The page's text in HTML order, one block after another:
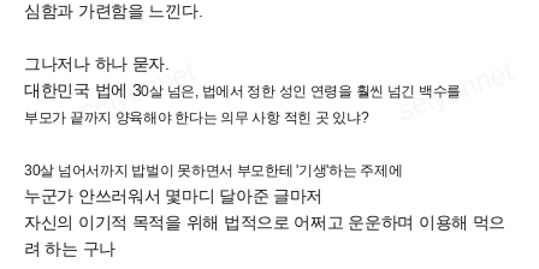
심함과 가련함을 느낀다.
그나저나 하나 묻자.
대한민국 법에 30살 넘은, 법에서 정한 성인 연령을 훨씬 넘긴 백수를
부모가 끝까지 양육해야 한다는 의무 사항 적힌 곳 있냐?
30살 넘어서까지 밥벌이 못하면서 부모한테 '기생'하는 주제에
누군가 안쓰러워서 몇마디 달아준 글마저
자신의 이기적 목적을 위해 법적으로 어쩌고 운운하며 이용해 먹으
려 하는 구나